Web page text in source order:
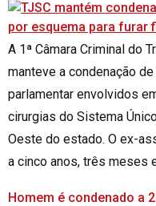
A 1ª Câmara Criminal do
manteve a condenação
parlamentar envolvidos
cirurgias do Sistema
Oeste do estado. O ex-
a cinco anos, três meses
Homem é condenado a